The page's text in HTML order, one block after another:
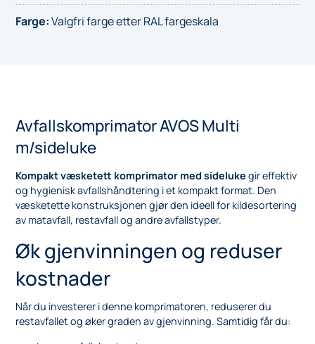
Farge:Valgfri farge etter RAL fargeskala
Avfallskomprimator AVOS Multi
m/sideluke
Kompakt væsketett komprimator med sideluke gir effektiv
og hygienisk avfallshåndtering i et kompakt format. Den
væsketette konstruksjonen gjør den ideell for kildesortering
av matavfall, restavfall og andre avfallstyper.
Øk gjenvinningen og reduser
kostnader
Når du investerer i denne komprimatoren, reduserer du
restavfallet og øker graden av gjenvinning. Samtidig får du: